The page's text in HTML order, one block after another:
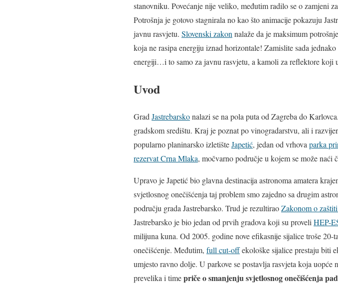
stanovniku. Povećanje nije veliko, međutim radilo se o zamjeni
Potrošnja je gotovo stagnirala no kao što animacije pokazuju
javnu rasvjetu. Slovenski zakon nalaže da je maksimum
koja ne rasipa energiju iznad horizontale! Zamislite sada
energiji…i to samo za javnu rasvjetu, a kamoli za reflektore koji
Uvod
Grad Jastrebarskonalazi se na pola puta od Zagreba do
gradskom središtu. Kraj je poznat po vinogradarstvu, ali i
popularno planinarsko izletišteJapetić, jedan od vrhova parka
rezervat Crna Mlaka, močvarno područje u kojem se može naći
Upravo je Japetić bio glavna destinacija astronoma amatera
svjetlosnog onečišćenja taj problem smo zajedno sa drugim
području grada Jastrebarsko. Trud je rezultiraoZakonom o
Jastrebarsko je bio jedan od prvih gradova koji su proveli HEP-
milijuna kuna. Od 2005. godine nove efikasnije sijalice troše
onečišćenje. Međutim, full cut-offekološke sijalice prestaju biti
umjesto ravno dolje. U parkove se postavlja rasvjeta koja
prevelika i timepriče o smanjenju svjetlosnog onečišćenja